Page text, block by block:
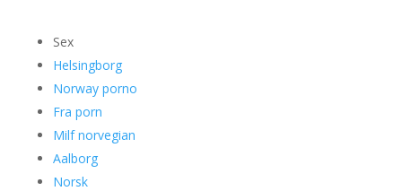
Sex
Helsingborg
Norway porno
Fra porn
Milf norvegian
Aalborg
Norsk